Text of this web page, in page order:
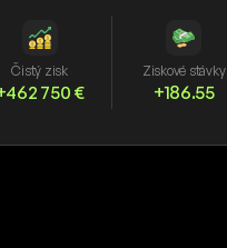
Čistý zisk
750 €
Ziskové stávky
+186.55